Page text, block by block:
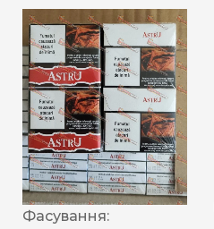
Фасування: